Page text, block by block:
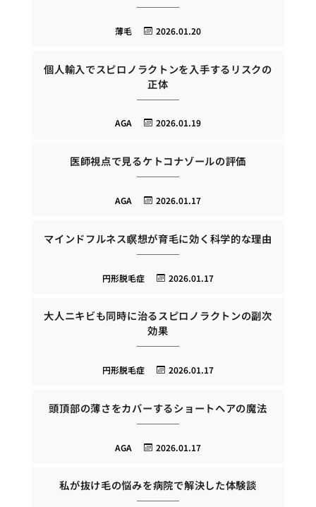
2026.01.20
薄毛
個人輸入でスピロノラクトンを入手するリスクの
正体
2026.01.19
AGA
医師視点で見るケトコナゾールの評価
2026.01.17
AGA
マインドフルネス瞑想が育毛に効く科学的な理由
2026.01.17
円形脱毛症
大人ニキビも同時に治るスピロノラクトンの副次
効果
2026.01.17
円形脱毛症
頭頂部の薄さをカバーするショートヘアの魔法
2026.01.17
AGA
私が抜け毛の悩みを病院で解決した体験談